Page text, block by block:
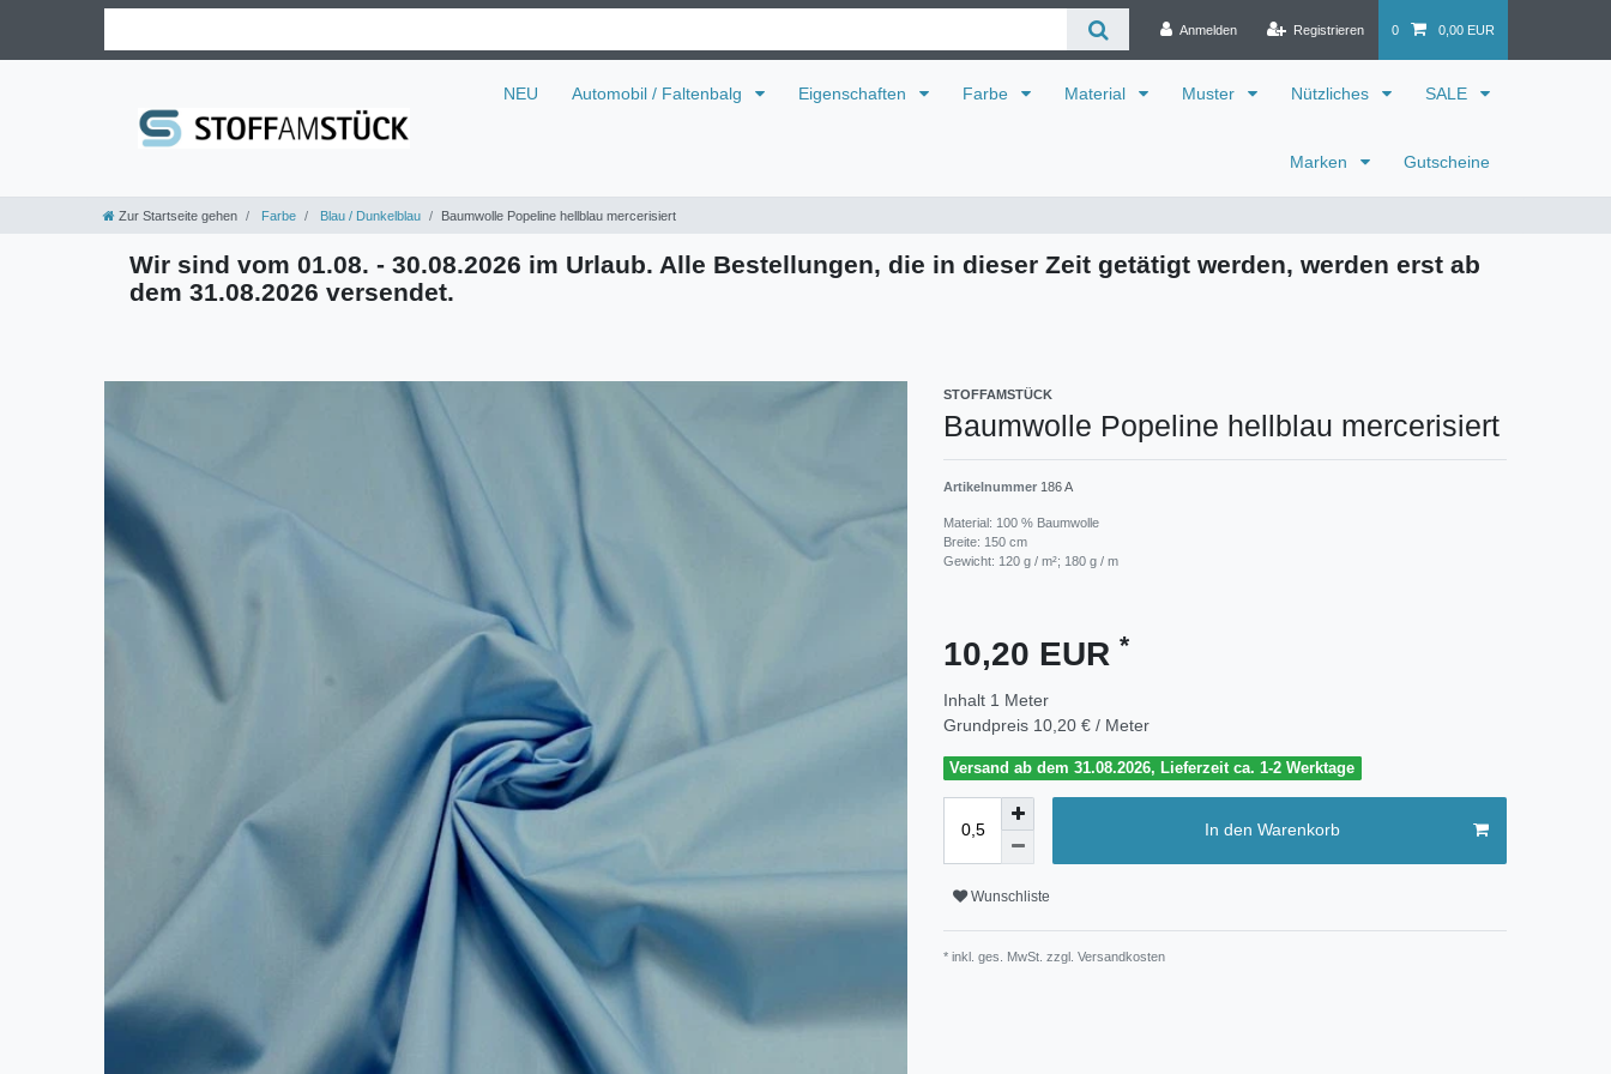
Anmelden Registrieren 0 0,00 EUR
NEU Automobil / Faltenbalg Eigenschaften Farbe Material Muster Nützliches SALE
Marken Gutscheine
Zur Startseite gehen Farbe Blau / Dunkelblau Baumwolle Popeline hellblau mercerisiert
Wir sind vom 01.08. - 30.08.2026 im Urlaub. Alle Bestellungen, die in dieser Zeit getätigt werden, werden erst ab
dem 31.08.2026 versendet.
STOFFAMSTÜCK
Baumwolle Popeline hellblau mercerisiert
Artikelnummer 186 A
Material: 100 % Baumwolle
Breite: 150 cm
Gewicht: 120 g / m²; 180 g / m
10,20 EUR *
Inhalt 1 Meter
Grundpreis 10,20 € / Meter
Versand ab dem 31.08.2026, Lieferzeit ca. 1-2 Werktage
In den Warenkorb
Wunschliste
* inkl. ges. MwSt. zzgl. Versandkosten